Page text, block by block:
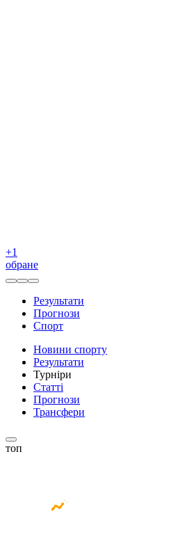
+1
обране
Результати
Прогнози
Спорт
Новини спорту
Результати
Турніри
Статті
Прогнози
Трансфери
топ